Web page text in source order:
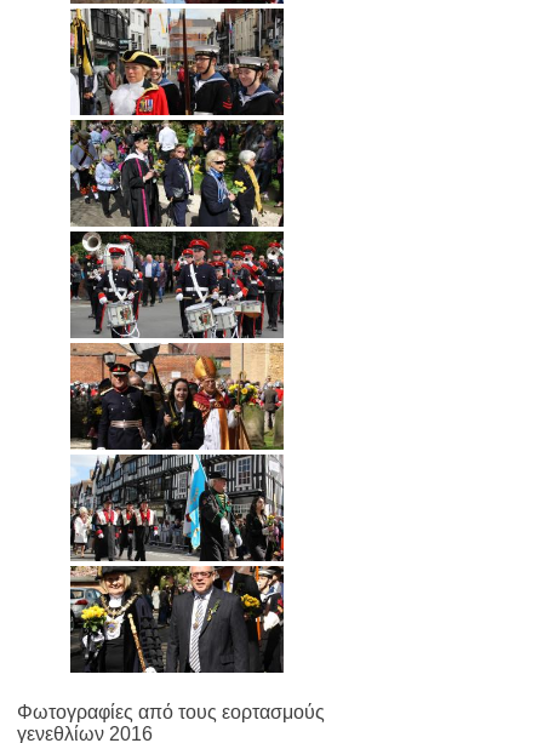
Φωτογραφίες από τους εορτασμούς
γενεθλίων 2016